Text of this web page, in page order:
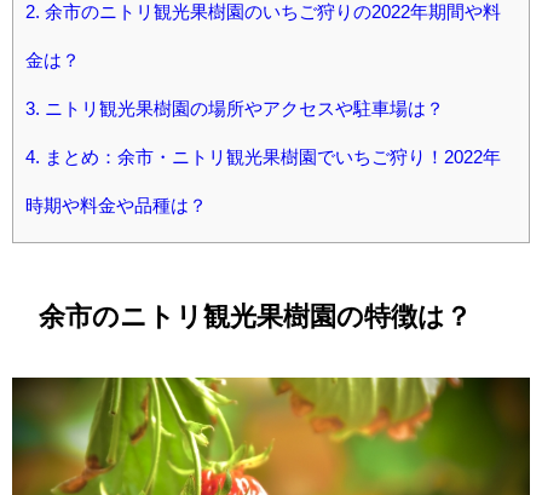
2. 余市のニトリ観光果樹園のいちご狩りの2022年期間や料
金は？
3. ニトリ観光果樹園の場所やアクセスや駐車場は？
4. まとめ：余市・ニトリ観光果樹園でいちご狩り！2022年
時期や料金や品種は？
余市のニトリ観光果樹園の特徴は？